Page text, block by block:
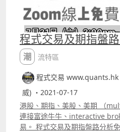
程式交易及期指盤
潮流特區
程式交易 www.quants.hk
威) ・2021-07-17
港股、期指、美股、美期 （
連接富途牛牛、interactive
易。 程式交易及期指盤路分析